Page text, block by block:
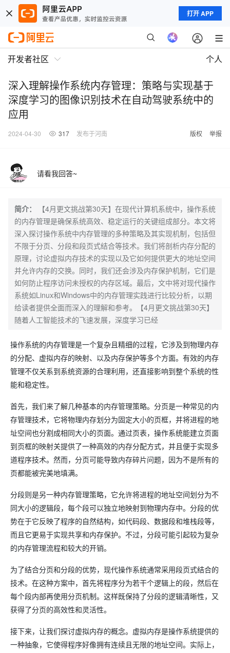
打开 APP
开发者社区 个人
深入理解操作系统内存管理：策略与实现基于
深度学习的图像识别技术在自动驾驶系统中的
应用
2024-04-30 317 发布于河南 版权 举报
请看我回答~
简介：
【4月更文挑战第30天】在现代计算机系统中，操作系统
的内存管理是确保系统高效、稳定运行的关键组成部分。本文将
深入探讨操作系统中内存管理的多种策略及其实现机制，包括但
不限于分页、分段和段页式结合等技术。我们将剖析内存分配的
原理，讨论虚拟内存技术的实现以及它如何提供更大的地址空间
并允许内存的交换。同时，我们还会涉及内存保护机制，它们是
如何防止程序访问未授权的内存区域。最后，文中将对现代操作
系统如Linux和Windows中的内存管理实践进行比较分析，以期
给读者提供全面而深入的理解和参考。【4月更文挑战第30天】
随着人工智能技术的飞速发展，深度学习已经
操作系统的内存管理是一个复杂且精细的过程，它涉及到物理内存
的分配、虚拟内存的映射、以及内存保护等多个方面。有效的内存
管理不仅关系到系统资源的合理利用，还直接影响到整个系统的性
能和稳定性。
首先，我们来了解几种基本的内存管理策略。分页是一种常见的内
存管理技术，它将物理内存划分为固定大小的页框，并将进程的地
址空间也分割成相同大小的页面。通过页表，操作系统能建立页面
到页框的映射关提供了一种高效的内存分配方式，并且便于实现多
道程序技术。然而，分页可能导致内存碎片问题，因为不是所有的
页都能被完美地填满。
分段则是另一种内存管理策略，它允许将进程的地址空间划分为不
同大小的逻辑段，每个段可以独立地映射到物理内存中。分段的优
势在于它反映了程序的自然结构，如代码段、数据段和堆栈段等，
而且它更易于实现共享和内存保护。不过，分段可能引起较为复杂
的内存管理流程和较大的开销。
为了结合分页和分段的优势，现代操作系统通常采用段页式结合的
技术。在这种方案中，首先将程序分为若干个逻辑上的段，然后在
每个段内部再使用分页机制。这样既保持了分段的逻辑清晰性，又
获得了分页的高效性和灵活性。
接下来，让我们探讨虚拟内存的概念。虚拟内存是操作系统提供的
一种抽象，它使得程序好像拥有连续且无限的地址空间。实际上，